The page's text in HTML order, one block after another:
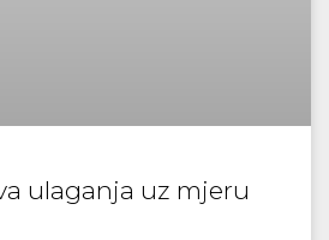
ulaganja uz mjeru